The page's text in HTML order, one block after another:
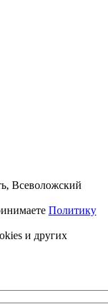
Всеволожский
Политику
и других